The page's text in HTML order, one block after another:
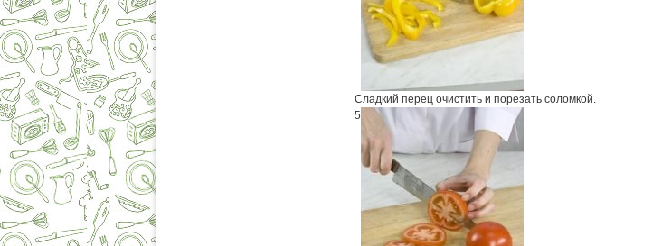
Сладкий перец очистить и порезать соломкой.
5